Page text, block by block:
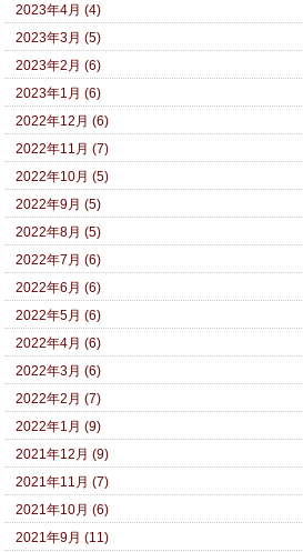
2023年4月 (4)
2023年3月 (5)
2023年2月 (6)
2023年1月 (6)
2022年12月 (6)
2022年11月 (7)
2022年10月 (5)
2022年9月 (5)
2022年8月 (5)
2022年7月 (6)
2022年6月 (6)
2022年5月 (6)
2022年4月 (6)
2022年3月 (6)
2022年2月 (7)
2022年1月 (9)
2021年12月 (9)
2021年11月 (7)
2021年10月 (6)
2021年9月 (11)